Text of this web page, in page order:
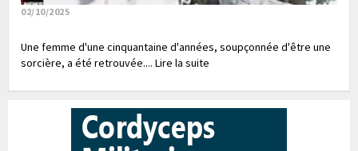
02/10/2025
Une femme d'une cinquantaine d'années, soupçonnée d'être une
sorcière, a été retrouvée.... Lire la suite